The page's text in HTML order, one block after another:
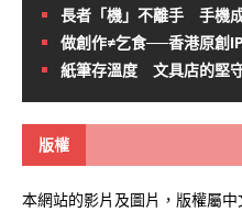
長者「機」不離手 手機
做創作≠乞食──香港原創
紙筆存溫度 文具店的堅
版權
本網站的影片及圖片，版權屬